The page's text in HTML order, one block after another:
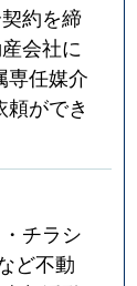
約を締
会社に
専任媒介
ができ
チラシ
ど不動